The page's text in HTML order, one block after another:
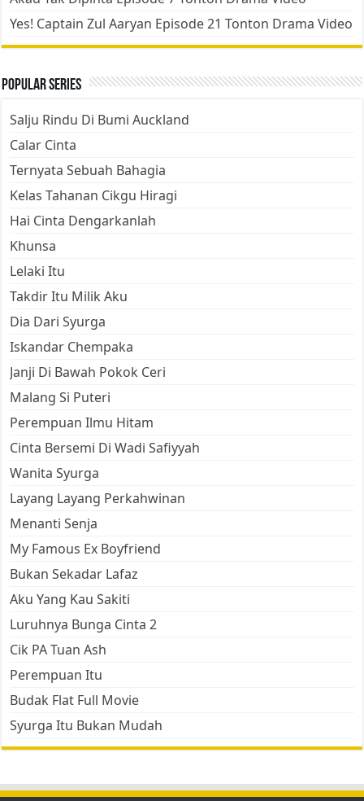
Yes! Captain Zul Aaryan Episode 21 Tonton Drama Video
Popular Series
Salju Rindu Di Bumi Auckland
Calar Cinta
Ternyata Sebuah Bahagia
Kelas Tahanan Cikgu Hiragi
Hai Cinta Dengarkanlah
Khunsa
Lelaki Itu
Takdir Itu Milik Aku
Dia Dari Syurga
Iskandar Chempaka
Janji Di Bawah Pokok Ceri
Malang Si Puteri
Perempuan Ilmu Hitam
Cinta Bersemi Di Wadi Safiyyah
Wanita Syurga
Layang Layang Perkahwinan
Menanti Senja
My Famous Ex Boyfriend
Bukan Sekadar Lafaz
Aku Yang Kau Sakiti
Luruhnya Bunga Cinta 2
Cik PA Tuan Ash
Perempuan Itu
Budak Flat Full Movie
Syurga Itu Bukan Mudah